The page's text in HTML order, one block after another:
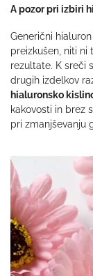
A pozor pri izbiri
Generični
preizkušen, niti
rezultate. K sreči
drugih izdelkov
hialuronsko
kakovosti in brez
pri zmanjševanju